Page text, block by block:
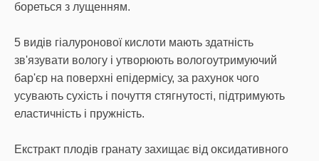
бореться з лущенням.
5 видів гіалуронової кислоти мають здатність
зв'язувати вологу і утворюють вологоутримуючий
бар'єр на поверхні епідермісу, за рахунок чого
усувають сухість і почуття стягнутості, підтримують
еластичність і пружність.
Екстракт плодів гранату захищає від оксидативного